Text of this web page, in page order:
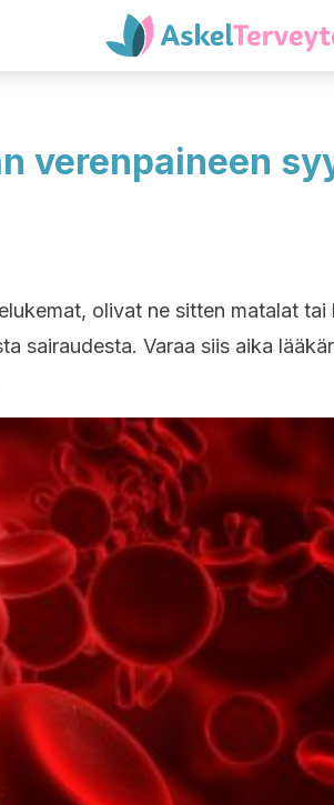
verenpaineen
olivat ne sitten matalat tai
sairaudesta. Varaa siis aika